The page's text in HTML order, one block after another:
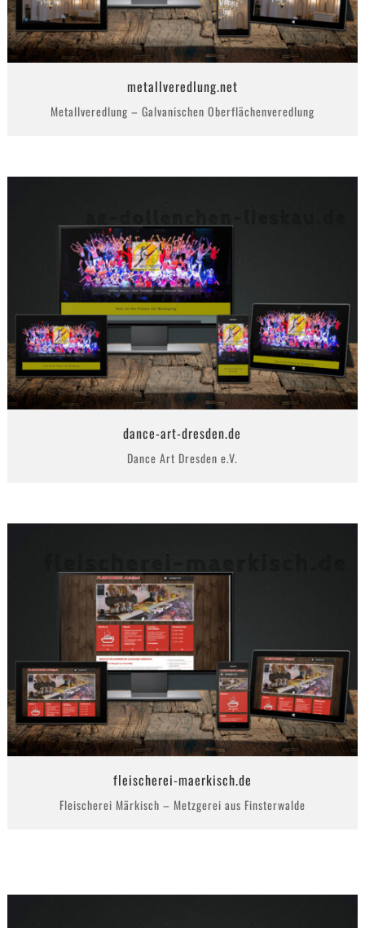
metallveredlung.net
Metallveredlung – Galvanischen Oberflächenveredlung
dance-art-dresden.de
Dance Art Dresden e.V.
fleischerei-maerkisch.de
Fleischerei Märkisch – Metzgerei aus Finsterwalde